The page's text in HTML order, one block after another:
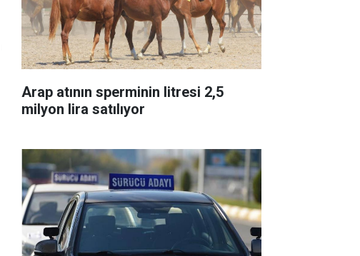
Arap atının sperminin litresi 2,5
milyon lira satılıyor